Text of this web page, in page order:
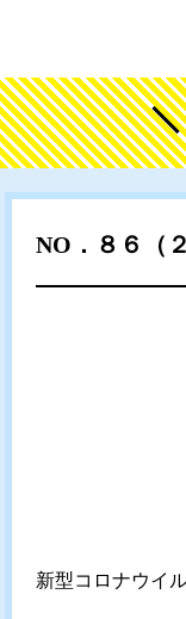
NO．８６（
新型コロナウイ